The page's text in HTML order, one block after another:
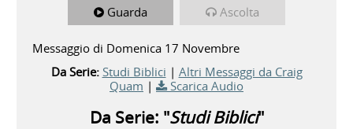
Guarda Ascolta
Messaggio di Domenica 17 Novembre
Da Serie: Studi Biblici | Altri Messaggi da Craig
Quam | Scarica Audio
Da Serie: "Studi Biblici"